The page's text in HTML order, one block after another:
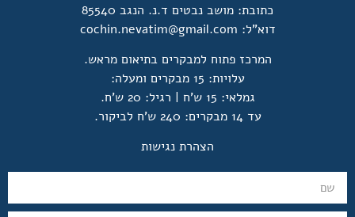
כתובת: מושב נבטים ד.נ. הנגב 85540
דוא"ל:cochin.nevatim@gmail.com
המרכז פתוח למבקרים בתיאום מראש.
עלויות: 15 מבקרים ומעלה:
גמלאי: 15 ש'ח | רגיל: 20 ש'ח.
עד 14 מבקרים: 240 ש'ח לביקור.
הצהרת נגישות